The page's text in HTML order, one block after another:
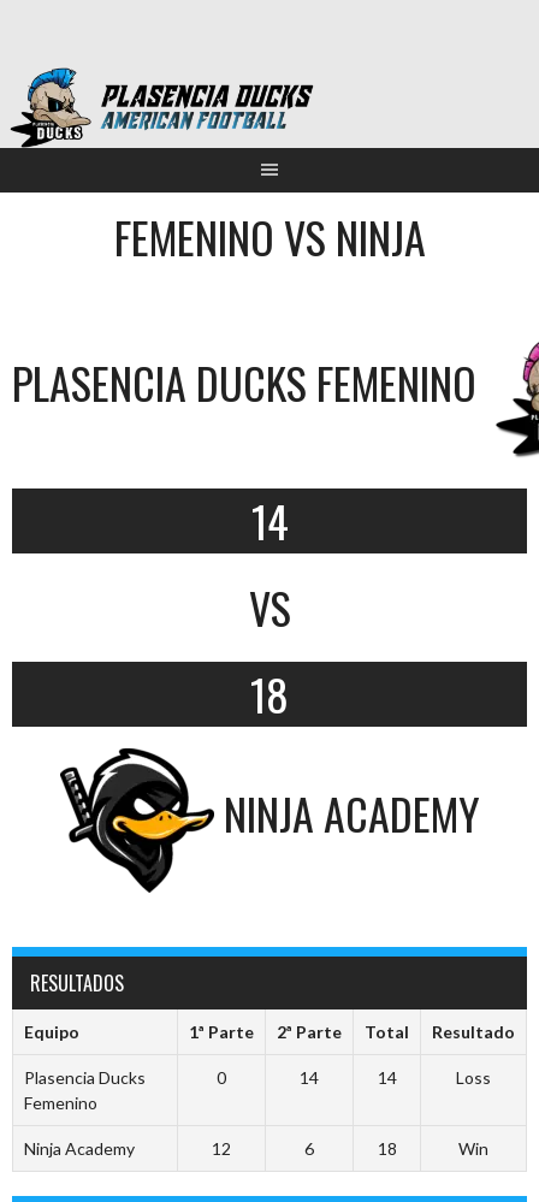
contenido
FEMENINO VS NINJA
PLASENCIA DUCKS FEMENINO
14
VS
18
NINJA ACADEMY
RESULTADOS
Equipo 1ª Parte 2ª Parte Total Resultado
Plasencia Ducks
Femenino
0 14 14 Loss
Ninja Academy 12 6 18 Win